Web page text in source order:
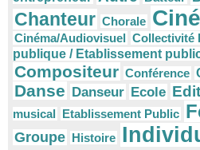
Chanteur Chorale
Cinéma/Audiovisuel Collectivité
publique / Etablissement
Compositeur Conférence
Danse Danseur Ecole
musical Etablissement Public
Groupe Histoire